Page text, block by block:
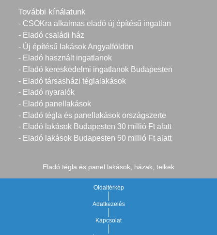
További kínálatunk
- CSOKra alkalmas eladó új építésű ingatlan
- Eladó családi ház
- Új építésű lakások Angyalföldön
- Eladó használt ingatlanok
- Eladó kereskedelmi ingatlanok Budapesten
- Eladó társasházi téglalakások
- Eladó nyaralók
- Eladó panellakások
- Eladó tégla és panellakások országszerte
- Eladó lakások Budapesten 30 millió Ft alatt
- Eladó lakások Budapesten 50 millió Ft alatt
Eladó tégla és panel lakások, házak, telkek
Oldaltérkép
Adatkezelés
Kapcsolat